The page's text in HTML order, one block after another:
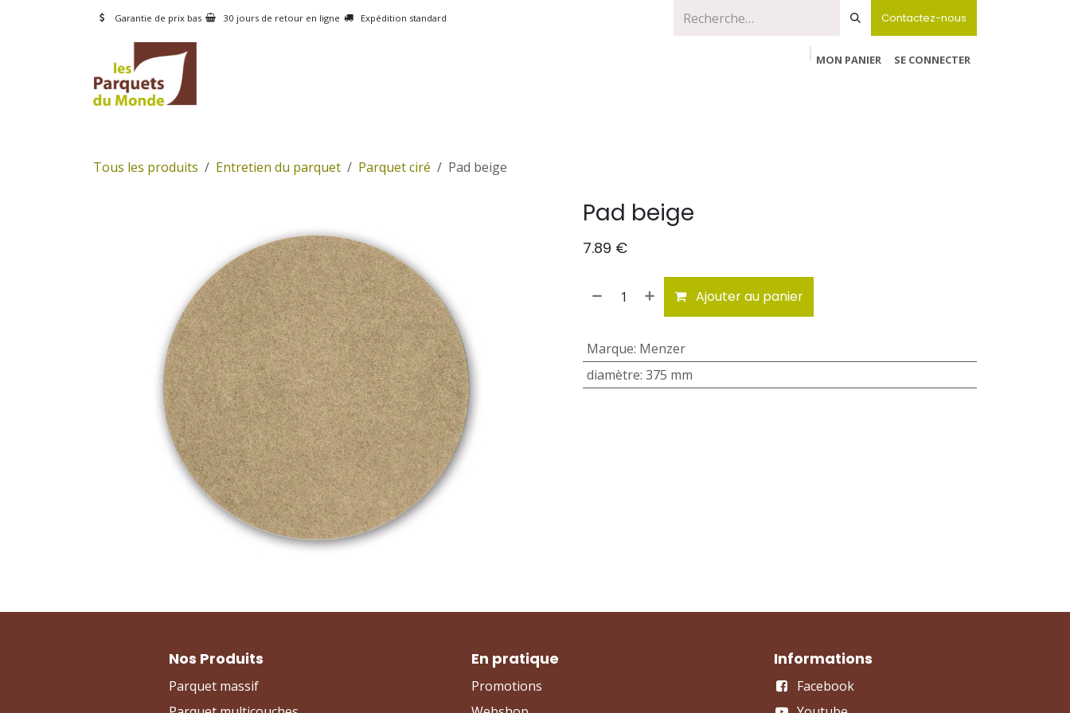
Se rendre au contenu
Garantie de prix bas 30 jours de retour en ligne Expédition standard Contactez-nous
MON PANIER
SE CONNECTER
Tous les produits Entretien du parquet Parquet ciré Pad beige
Pad beige
7.89 €
Ajouter au panier
Marque: Menzer
diamètre: 375 mm
Nos Produits
Parquet massif
En pratique
Promotions
Informations
Facebook